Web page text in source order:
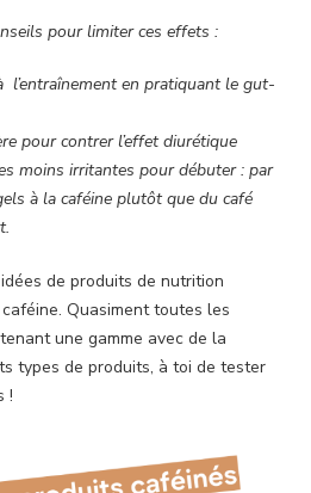
pour limiter ces effets :
l’entraînement en pratiquant le gut-
pour contrer l’effet diurétique
moins irritantes pour débuter : par
à la caféine plutôt que du café
de produits de nutrition
Quasiment toutes les
une gamme avec de la
types de produits, à toi de tester
!